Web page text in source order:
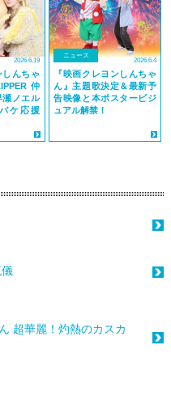
2026.6.19
しんちゃ
仲
瀬ノエル
ケ応援
ニュース
2026.6.4
『映画クレヨンしんちゃ
ん』主題歌決定＆最新予
告映像と本ポスタービジ
ュアル解禁！
超華麗！灼熱のカスカ